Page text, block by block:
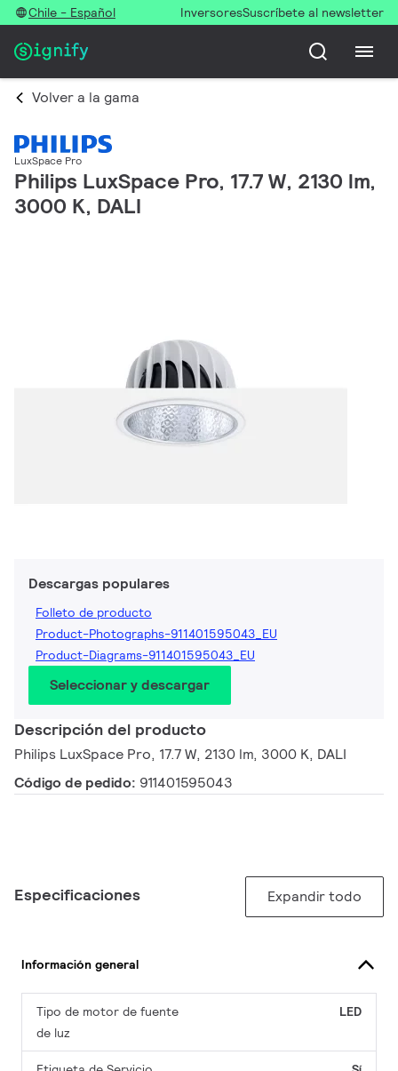
Chile - Español InversoresSuscríbete al newsletter
Volver a la gama
LuxSpace Pro
Philips LuxSpace Pro, 17.7 W, 2130 lm,
3000 K, DALI
Descargas populares
Folleto de producto
Product-Photographs-911401595043_EU
Product-Diagrams-911401595043_EU
Seleccionar y descargar
Descripción del producto
Philips LuxSpace Pro, 17.7 W, 2130 lm, 3000 K, DALI
Código de pedido: 911401595043
Especificaciones Expandir todo
Información general
Tipo de motor de fuente
de luz
LED